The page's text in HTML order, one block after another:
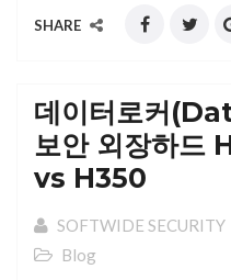
SHARE
데이터로커
보안 외장하드
vs H350
SOFTWIDE SECURITY
Blog